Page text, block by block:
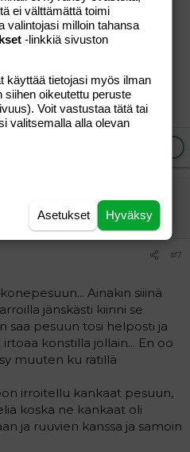
Onko kangas
rattaisiin mahtuu
hän ylipäätään viihtyy
1v4kk ja pituutta reilu
siis niin tukevat kuin
#7
Ainakin siiinä
jänskästi kiinni se
saa pesuun tosi helposti ja
konstilla jollain... En oo
muuten ku rätillä
irroitellu kankaat pesuun,
koska ne kankaat oli
ja ruuvien kanssa ja samoin
ei välttämättä toimi
valintojasi milloin tahansa
-linkkiä sivuston
käyttää tietojasi myös ilman
siihen oikeutettu peruste
Voit vastustaa tätä tai
valitsemalla alla olevan
Hyväksy
Asetukset